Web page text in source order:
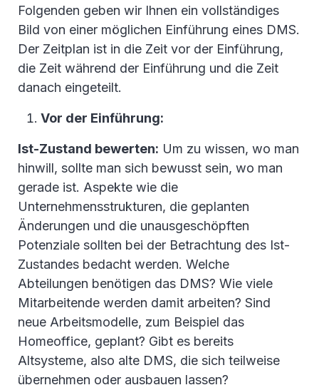
Folgenden geben wir Ihnen ein vollständiges
Bild von einer möglichen Einführung eines DMS.
Der Zeitplan ist in die Zeit vor der Einführung,
die Zeit während der Einführung und die Zeit
danach eingeteilt.
Vor der Einführung:
Ist-Zustand bewerten: Um zu wissen, wo man
hinwill, sollte man sich bewusst sein, wo man
gerade ist. Aspekte wie die
Unternehmensstrukturen, die geplanten
Änderungen und die unausgeschöpften
Potenziale sollten bei der Betrachtung des Ist-
Zustandes bedacht werden. Welche
Abteilungen benötigen das DMS? Wie viele
Mitarbeitende werden damit arbeiten? Sind
neue Arbeitsmodelle, zum Beispiel das
Homeoffice, geplant? Gibt es bereits
Altsysteme, also alte DMS, die sich teilweise
übernehmen oder ausbauen lassen?